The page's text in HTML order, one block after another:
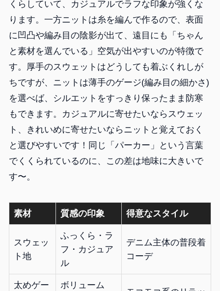
くらしていて、カジュアルでラフな印象が強くな
ります。一方ニットは糸を編んで作るので、表面
に凹凸や編み目の陰影が出て、遠目にも「ちゃん
と素材を選んでいる」空気が出やすいのが特徴で
す。厚手のスウェットはどうしても着ぶくれしが
ちですが、ニットは薄手のゲージ(編み目の細かさ)
を選べば、シルエットをすっきり保ったまま防寒
もできます。カジュアルに寄せたいならスウェッ
ト、きれいめに寄せたいならニットと覚えておく
と選びやすいです！同じ「パーカー」という言葉
でくくられているのに、この差は地味に大きいで
す〜。
素材 質感の印象 得意なスタイル
スウェッ
ト地
ふっくら・ラ
フ・カジュア
ル
デニム主体の普段着
コーデ
太めゲー
ボリューム